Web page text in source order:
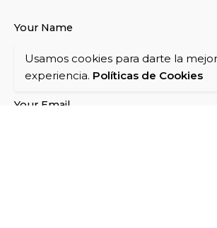
Your Name
Your Email
Usamos cookies para darte la mejor
experiencia. Políticas de Cookies